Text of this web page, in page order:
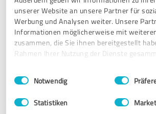
unserer Website an unsere Partner für
Werbung und Analysen weiter. Unsere
Informationen möglicherweise mit
zusammen, die Sie ihnen bereitgestellt
Rahmen Ihrer Nutzung der Dienste
Impressum Datenschutzbestimmungen
Einwilligungsauswahl
Notwendig
Statistiken
Am Tag der Bestellung: günstigster
Bestellung bis zum Erhalt der Ware
Woche. Einfach nur Top!
Moroder Scheideanstalt GmbH
04.05.2026 R.